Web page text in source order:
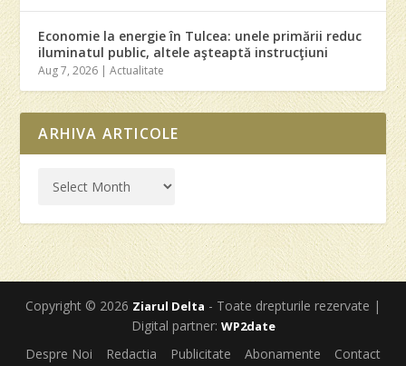
Economie la energie în Tulcea: unele primării reduc
iluminatul public, altele aşteaptă instrucţiuni
Aug 7, 2026 |Actualitate
ARHIVA ARTICOLE
Copyright © 2026 Ziarul Delta - Toate drepturile rezervate |
Digital partner: WP2date
Despre Noi Redactia Publicitate Abonamente Contact